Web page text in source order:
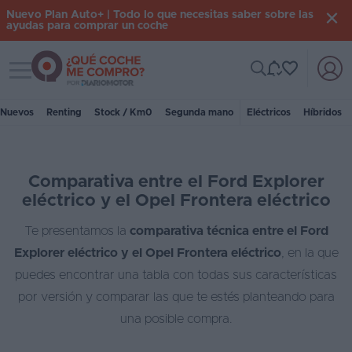
Iniciar
Coches
nuevos
Renting
Suscripción
Stock
Nuevo Plan Auto+ | Todo lo que necesitas saber sobre las
ayudas para comprar un coche
Toggle navigation
Nuevos Renting Stock / Km0 Segunda mano Eléctricos Híbridos
Comparativa entre el Ford Explorer
eléctrico y el Opel Frontera eléctrico
Te presentamos la comparativa técnica entre el Ford
Explorer eléctrico y el Opel Frontera eléctrico , en la que
puedes encontrar una tabla con todas sus características
por versión y comparar las que te estés planteando para
una posible compra.